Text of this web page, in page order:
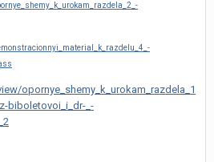
opornye_shemy_k_urokam_razdela_1
biboletovoi_i_dr-_-